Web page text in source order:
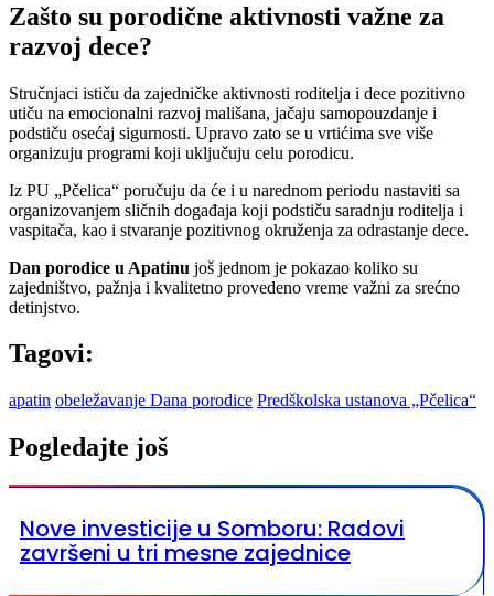
Zašto su porodične aktivnosti važne za
razvoj dece?
Stručnjaci ističu da zajedničke aktivnosti roditelja i dece pozitivno
utiču na emocionalni razvoj mališana, jačaju samopouzdanje i
podstiču osećaj sigurnosti. Upravo zato se u vrtićima sve više
organizuju programi koji uključuju celu porodicu.
Iz PU „Pčelica“ poručuju da će i u narednom periodu nastaviti sa
organizovanjem sličnih događaja koji podstiču saradnju roditelja i
vaspitača, kao i stvaranje pozitivnog okruženja za odrastanje dece.
Dan porodice u Apatinu još jednom je pokazao koliko su
zajedništvo, pažnja i kvalitetno provedeno vreme važni za srećno
detinjstvo.
Tagovi:
apatin obeležavanje Dana porodice Predškolska ustanova „Pčelica“
Pogledajte još
Nove investicije u Somboru: Radovi
završeni u tri mesne zajednice